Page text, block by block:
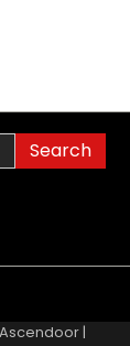
Ascendoor|